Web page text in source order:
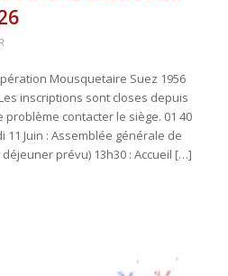
Mousquetaire Suez 1956
inscriptions sont closes depuis
problème contacter le siège. 01 40
11 Juin : Assemblée générale de
déjeuner prévu) 13h30 : Accueil […]